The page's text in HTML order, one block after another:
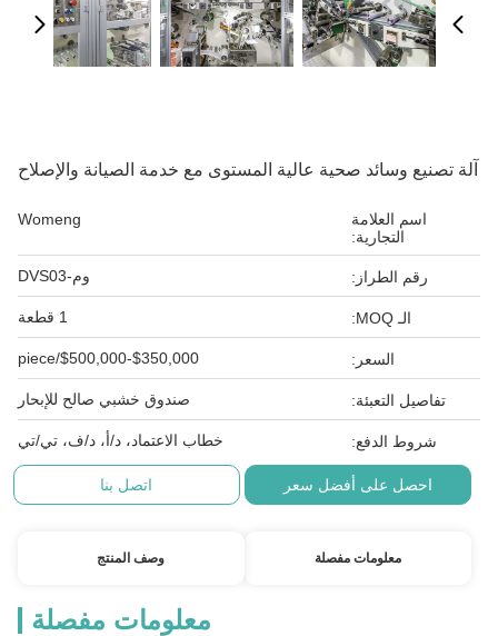
آلة تصنيع وسائد صحية عالية المستوى مع خدمة الصيانة والإصلاح
اسم العلامة
التجارية:
Womeng
رقم الطراز: وم-DVS03
الـ MOQ: 1 قطعة
السعر: $350,000-$500,000/piece
تفاصيل التعبئة: صندوق خشبي صالح للإبحار
شروط الدفع: خطاب الاعتماد، د/أ، د/ف، تي/تي
احصل على أفضل سعر اتصل بنا
معلومات مفصلة وصف المنتج
معلومات مفصلة